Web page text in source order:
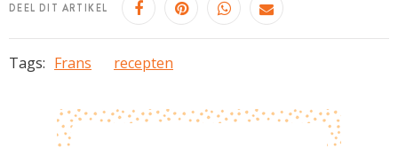
DEEL DIT ARTIKEL
Tags: Frans recepten